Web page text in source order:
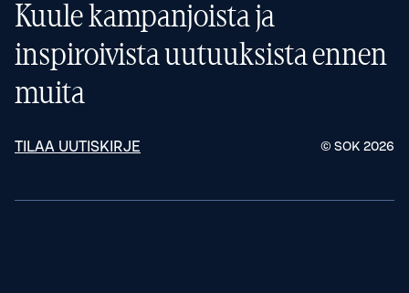
Kuule kampanjoista ja
inspiroivista uutuuksista ennen
muita
TILAA UUTISKIRJE © SOK 2026